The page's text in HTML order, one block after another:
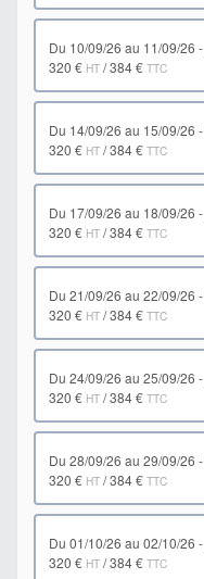
320 € HT /384 € TTC
320 € HT /384 € TTC
320 € HT /384 € TTC
320 € HT /384 € TTC
320 € HT /384 € TTC
320 € HT /384 € TTC
320 € HT /384 € TTC